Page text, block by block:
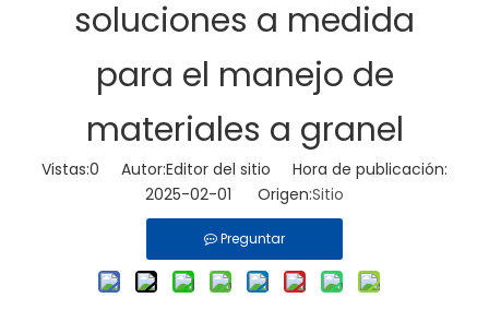
soluciones a medida
para el manejo de
materiales a granel
Vistas:0 Autor:Editor del sitio Hora de publicación:
2025-02-01 Origen:Sitio
Preguntar